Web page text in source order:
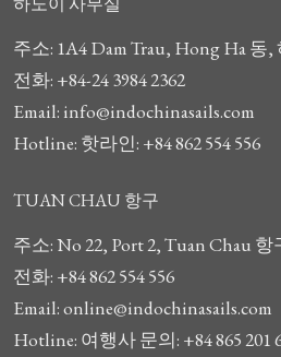
주소: 1A4 Dam Trau, Hong Ha 동
전화: +84-24 3984 2362
Email: info@indochinasails.com
Hotline: 핫라인: +84 862 554 556
TUAN CHAU 항구
주소: No 22, Port 2, Tuan Chau
전화: +84 862 554 556
Email: online@indochinasails.com
Hotline: 여행사 문의: +84 865 201